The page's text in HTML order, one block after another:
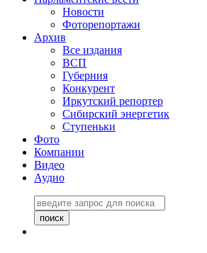
Новости
Фоторепортажи
Архив
Все издания
ВСП
Губерния
Конкурент
Иркутский репортер
Сибирский энергетик
Ступеньки
Фото
Компании
Видео
Аудио